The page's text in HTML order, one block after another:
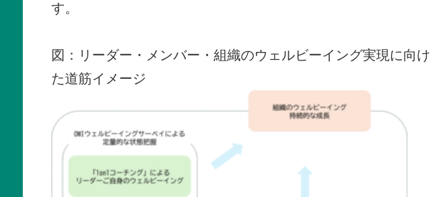
す。
図：リーダー・メンバー・組織のウェルビーイング実現に向け
た道筋イメージ